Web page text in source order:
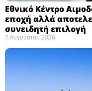
Εθνικό Κέντρο
εποχή αλλά
συνειδητή επιλογή ​
7 Αυγούστου 2026